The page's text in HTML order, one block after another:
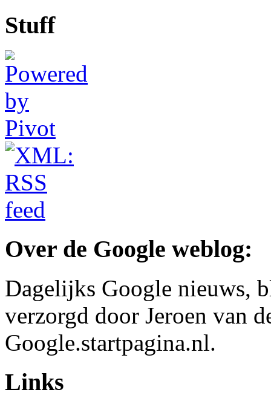
Stuff
Over de Google weblog:
Dagelijks Google nieuws,
verzorgd door Jeroen van
Google.startpagina.nl.
Links